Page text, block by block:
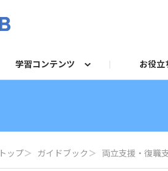
学習コンテンツ お役立
トップ＞ ガイドブック ＞ 両立支援・復職